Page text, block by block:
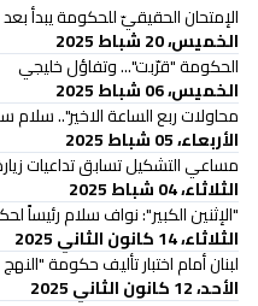
الإمتحان الحقيقيّ للحكومة يبدأ بعد
الخميس، 20 شباط 2025
الحكومة "قرّبت"... وتفاؤل خليجي
الخميس، 06 شباط 2025
محاولات ربع الساعة الاخير".. سلام
الأربعاء، 05 شباط 2025
مساعي التشكيل تسابق تداعيات
الثلاثاء، 04 شباط 2025
"الإثنين الكبير": نواف سلام رئيساً
الثلاثاء، 14 كانون الثاني 2025
لبنان أمام اختبار تأليف حكومة
الأحد، 12 كانون الثاني 2025